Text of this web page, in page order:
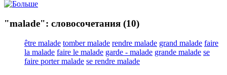
"malade": словосочетания (10)
être malade tomber malade rendre malade grand malade faire
la malade faire le malade garde - malade grande malade se
faire porter malade se rendre malade